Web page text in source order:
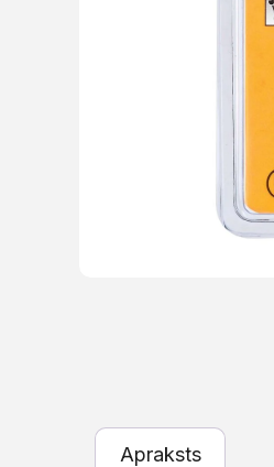
Apraksts